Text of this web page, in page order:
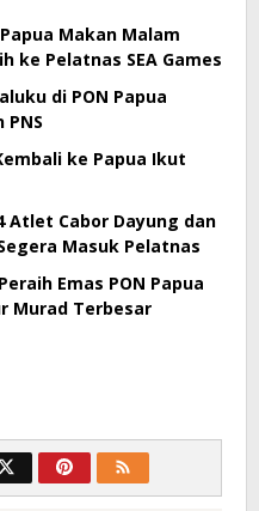
Makan Malam
ke Pelatnas SEA Games
di PON Papua
ke Papua Ikut
Atlet Cabor Dayung dan
Masuk Pelatnas
Emas PON Papua
Murad Terbesar